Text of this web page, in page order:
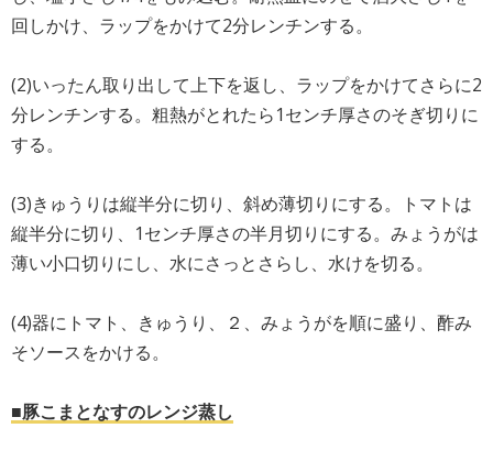
回しかけ、ラップをかけて2分レンチンする。
(2)いったん取り出して上下を返し、ラップをかけてさらに2
分レンチンする。粗熱がとれたら1センチ厚さのそぎ切りに
する。
(3)きゅうりは縦半分に切り、斜め薄切りにする。トマトは
縦半分に切り、1センチ厚さの半月切りにする。みょうがは
薄い小口切りにし、水にさっとさらし、水けを切る。
(4)器にトマト、きゅうり、２、みょうがを順に盛り、酢み
そソースをかける。
■豚こまとなすのレンジ蒸し